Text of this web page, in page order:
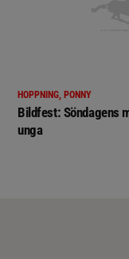
HOPPNING, PONNY
Bildfest: Söndagens
unga